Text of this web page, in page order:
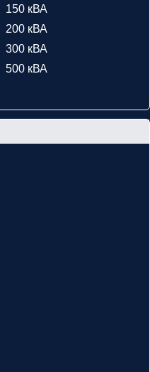
150 кВА
200 кВА
300 кВА
500 кВА